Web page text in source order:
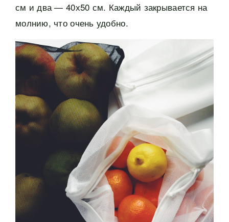
см и два — 40х50 см. Каждый закрывается на
молнию, что очень удобно.